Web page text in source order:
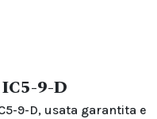
9-D
9-D, usata garantita e